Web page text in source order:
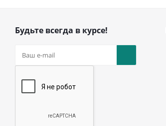
Будьте всегда в курсе!